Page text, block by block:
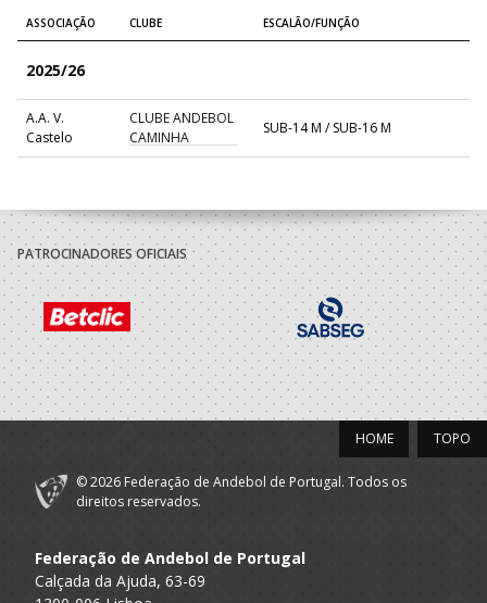
ASSOCIAÇÃO CLUBE ESCALÃO/FUNÇÃO
2025/26
A.A. V.
Castelo
CLUBE ANDEBOL
CAMINHA
SUB-14 M / SUB-16 M
PATROCINADORES OFICIAIS
TOPO
HOME
© 2026 Federação de Andebol de Portugal. Todos os
direitos reservados.
Federação de Andebol de Portugal
Calçada da Ajuda, 63-69